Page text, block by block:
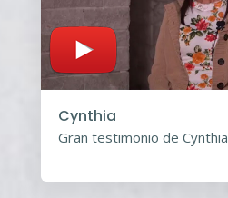
Cynthia
Gran testimonio de Cynthia